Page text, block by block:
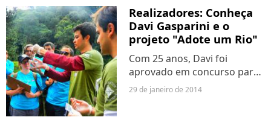
Realizadores: Conheça
Davi Gasparini e o
projeto "Adote um Rio"
Com 25 anos, Davi foi
aprovado em concurso para
professor da USP e quer
salvar os rios do Brasil!
29 de janeiro de 2014